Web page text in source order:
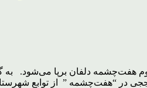
دلفان برپا می‌شود. به